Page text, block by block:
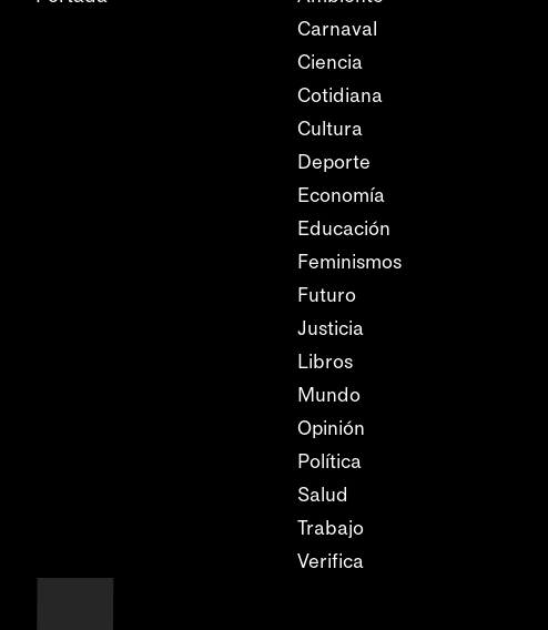
Carnaval
Ciencia
Cotidiana
Cultura
Deporte
Economía
Educación
Feminismos
Futuro
Justicia
Libros
Mundo
Opinión
Política
Salud
Trabajo
Verifica